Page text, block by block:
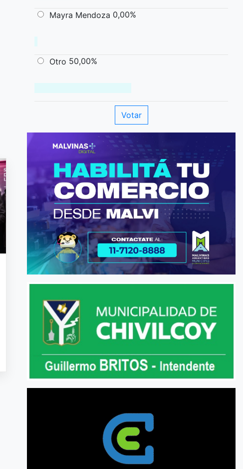
Mayra Mendoza 0,00%
Otro 50,00%